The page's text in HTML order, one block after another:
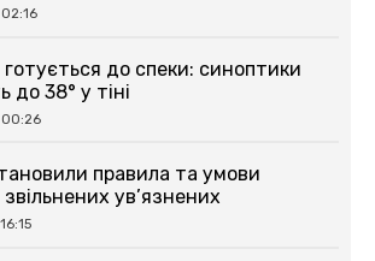
до спеки: синоптики
до 38° у тіні
00:26
правила та умови
ув’язнених